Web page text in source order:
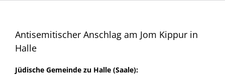
Antisemitischer Anschlag am Jom Kippur in
Halle
Jüdische Gemeinde zu Halle (Saale):